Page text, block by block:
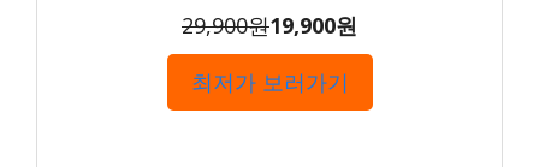
29,900원19,900원
최저가 보러가기